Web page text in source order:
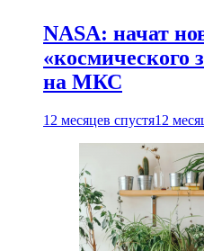
NASA: начат
«космического
на МКС
12 месяцев спустя12